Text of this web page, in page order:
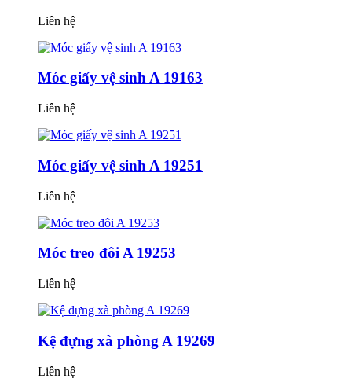
Liên hệ
Móc giấy vệ sinh A 19163
Liên hệ
Móc giấy vệ sinh A 19251
Liên hệ
Móc treo đôi A 19253
Liên hệ
Kệ đựng xà phòng A 19269
Liên hệ